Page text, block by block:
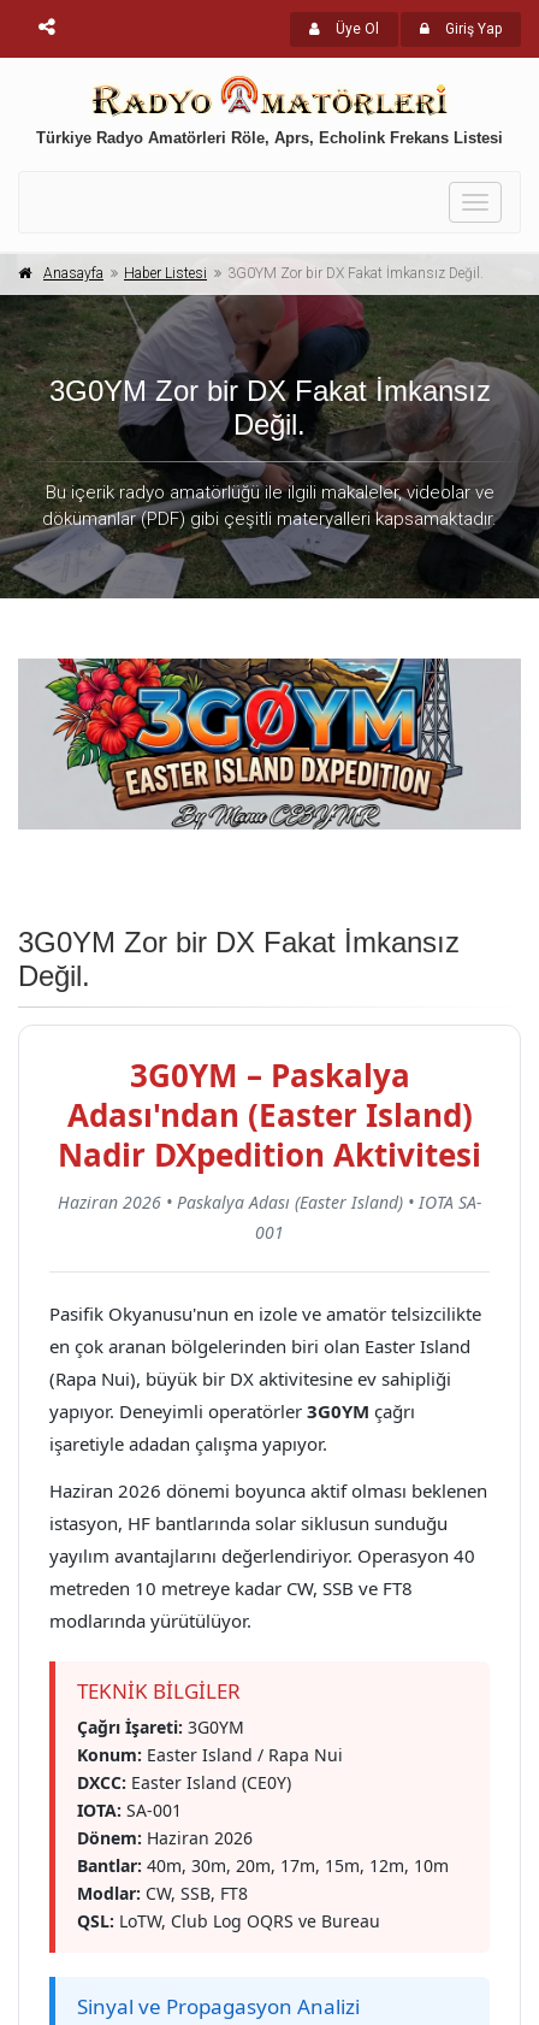
Üye Ol Giriş Yap
Türkiye Radyo Amatörleri Röle, Aprs, Echolink Frekans Listesi
Toggle
Anasayfa Haber Listesi 3G0YM Zor bir DX Fakat İmkansız Değil.
3G0YM Zor bir DX Fakat İmkansız
Değil.
Bu içerik radyo amatörlüğü ile ilgili makaleler, videolar ve
dökümanlar (PDF) gibi çeşitli materyalleri kapsamaktadır.
3G0YM Zor bir DX Fakat İmkansız
Değil.
3G0YM – Paskalya
Adası'ndan (Easter Island)
Nadir DXpedition Aktivitesi
Haziran 2026 • Paskalya Adası (Easter Island) • IOTA SA-
001
Pasifik Okyanusu'nun en izole ve amatör telsizcilikte
en çok aranan bölgelerinden biri olan Easter Island
(Rapa Nui), büyük bir DX aktivitesine ev sahipliği
yapıyor. Deneyimli operatörler 3G0YM çağrı
işaretiyle adadan çalışma yapıyor.
Haziran 2026 dönemi boyunca aktif olması beklenen
istasyon, HF bantlarında solar siklusun sunduğu
yayılım avantajlarını değerlendiriyor. Operasyon 40
metreden 10 metreye kadar CW, SSB ve FT8
modlarında yürütülüyor.
TEKNİK BİLGİLER
Çağrı İşareti: 3G0YM
Konum: Easter Island / Rapa Nui
DXCC: Easter Island (CE0Y)
IOTA: SA-001
Dönem: Haziran 2026
Bantlar: 40m, 30m, 20m, 17m, 15m, 12m, 10m
Modlar: CW, SSB, FT8
QSL: LoTW, Club Log OQRS ve Bureau
Sinyal ve Propagasyon Analizi